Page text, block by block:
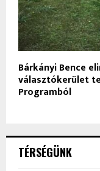
Bárkányi Bence
választókerület
Programból
TÉRSÉGÜNK